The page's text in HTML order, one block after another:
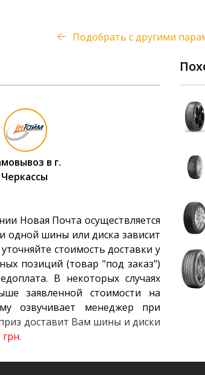
Подобрать с другими
в г.
Черкассы
Новая Почта осуществляется
одной шины или диска зависит
стоимость доставки у
позиций (товар "под заказ")
В некоторых случаях
заявленной стоимости на
озвучивает менеджер при
доставит Вам шины и диски
грн.
Vorti+ 255/55 R19 111Y XL FR
GT Plus 255/55 R19 111V